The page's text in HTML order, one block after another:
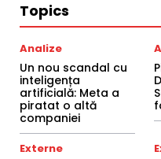
Topics
Analize
Un nou scandal cu
inteligența
artificială: Meta a
piratat o altă
companiei
Externe